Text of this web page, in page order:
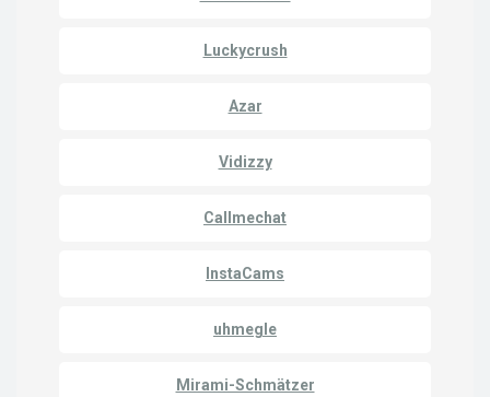
Luckycrush
Azar
Vidizzy
Callmechat
InstaCams
uhmegle
Mirami-Schmätzer